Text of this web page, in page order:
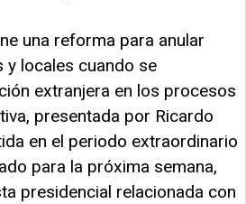
una reforma para anular
y locales cuando se
extranjera en los procesos
presentada por Ricardo
en el periodo extraordinario
para la próxima semana,
presidencial relacionada con